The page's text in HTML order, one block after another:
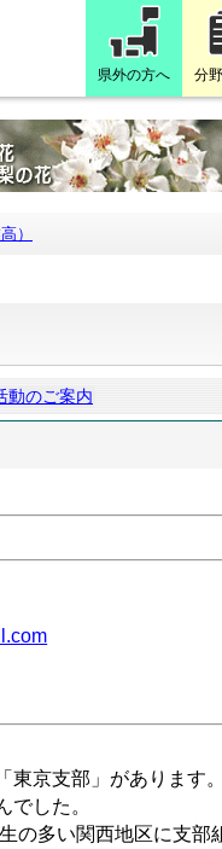
県外の方へ 分
）
動のご案内
京支部」があります
した。
の多い関西地区に支部